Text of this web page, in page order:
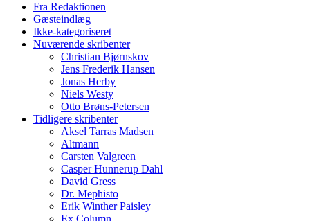
Fra Redaktionen
Gæsteindlæg
Ikke-kategoriseret
Nuværende skribenter
Christian Bjørnskov
Jens Frederik Hansen
Jonas Herby
Niels Westy
Otto Brøns-Petersen
Tidligere skribenter
Aksel Tarras Madsen
Altmann
Carsten Valgreen
Casper Hunnerup Dahl
David Gress
Dr. Mephisto
Erik Winther Paisley